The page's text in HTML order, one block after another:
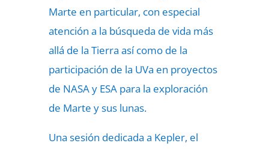
Marte en particular, con especial
atención a la búsqueda de vida más
allá de la Tierra así como de la
participación de la UVa en proyectos
de NASA y ESA para la exploración
de Marte y sus lunas.
Una sesión dedicada a Kepler, el